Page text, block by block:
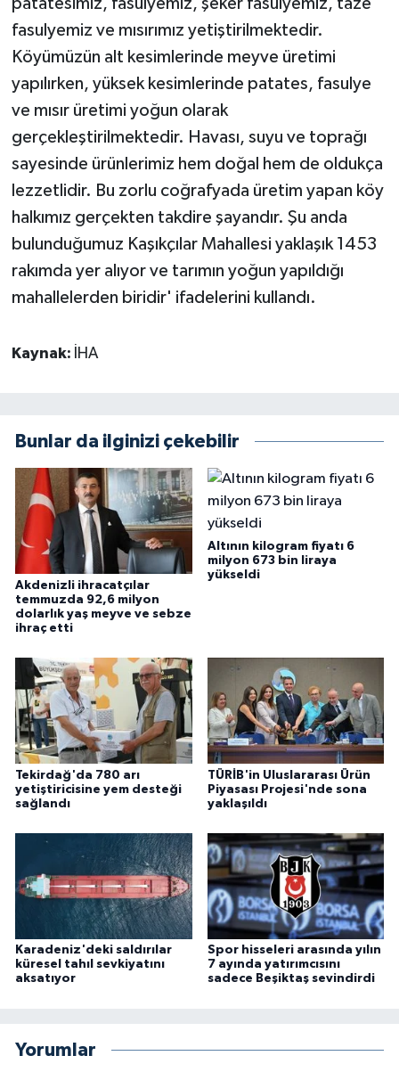
patatesimiz, fasulyemiz, şeker fasulyemiz, taze
fasulyemiz ve mısırımız yetiştirilmektedir.
Köyümüzün alt kesimlerinde meyve üretimi
yapılırken, yüksek kesimlerinde patates, fasulye
ve mısır üretimi yoğun olarak
gerçekleştirilmektedir. Havası, suyu ve toprağı
sayesinde ürünlerimiz hem doğal hem de oldukça
lezzetlidir. Bu zorlu coğrafyada üretim yapan köy
halkımız gerçekten takdire şayandır. Şu anda
bulunduğumuz Kaşıkçılar Mahallesi yaklaşık 1453
rakımda yer alıyor ve tarımın yoğun yapıldığı
mahallelerden biridir' ifadelerini kullandı.
Kaynak: İHA
Bunlar da ilginizi çekebilir
Akdenizli ihracatçılar
temmuzda 92,6 milyon
dolarlık yaş meyve ve sebze
ihraç etti
Altının kilogram fiyatı 6
milyon 673 bin liraya
yükseldi
Tekirdağ'da 780 arı
yetiştiricisine yem desteği
sağlandı
TÜRİB'in Uluslararası Ürün
Piyasası Projesi'nde sona
yaklaşıldı
Karadeniz'deki saldırılar
küresel tahıl sevkiyatını
aksatıyor
Spor hisseleri arasında yılın
7 ayında yatırımcısını
sadece Beşiktaş sevindirdi
Yorumlar